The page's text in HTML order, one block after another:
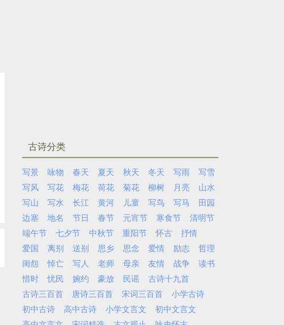
古诗分类
写景 咏物 春天 夏天 秋天 冬天 写雨
写雪
写风
写花 梅花 荷花 菊花 柳树 月亮
山水
写山
写水 长江 黄河 儿童 写鸟 写马
田园
边塞
地名 节日 春节 元宵节 寒食节
清明节
端午节
七夕节 中秋节 重阳节 怀古
抒情
爱国
离别 送别 思乡 思念 爱情 励志
哲理
闺怨
悼亡 写人 老师 母亲 友情 战争
读书
惜时
忧民 婉约 豪放 民谣
古诗十九首
古诗三百首
唐诗三百首 宋词三百首
小学古诗
初中古诗
高中古诗 小学文言文
初中文言文